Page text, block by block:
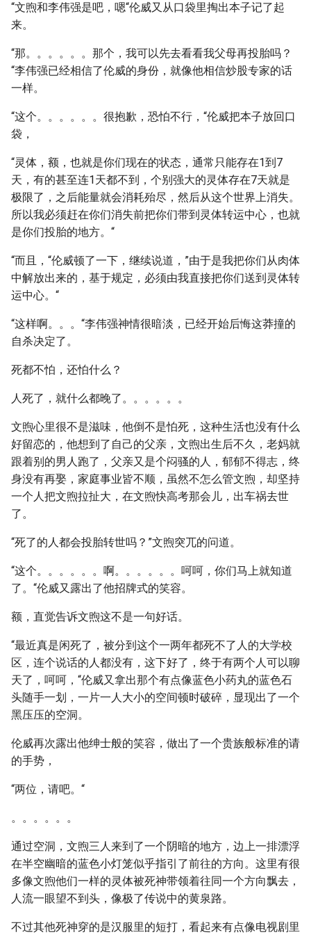
“文煦和李伟强是吧，嗯“伦威又从口袋里掏出本子记了起
来。
“那。。。。。。那个，我可以先去看看我父母再投胎吗？
“李伟强已经相信了伦威的身份，就像他相信炒股专家的话
一样。
“这个。。。。。。很抱歉，恐怕不行，“伦威把本子放回口
袋，
“灵体，额，也就是你们现在的状态，通常只能存在1到7
天，有的甚至连1天都不到，个别强大的灵体存在7天就是
极限了，之后能量就会消耗殆尽，然后从这个世界上消失。
所以我必须赶在你们消失前把你们带到灵体转运中心，也就
是你们投胎的地方。“
“而且，“伦威顿了一下，继续说道，”由于是我把你们从肉体
中解放出来的，基于规定，必须由我直接把你们送到灵体转
运中心。“
“这样啊。。。“李伟强神情很暗淡，已经开始后悔这莽撞的
自杀决定了。
死都不怕，还怕什么？
人死了，就什么都晚了。。。。。。
文煦心里很不是滋味，他倒不是怕死，这种生活也没有什么
好留恋的，他想到了自己的父亲，文煦出生后不久，老妈就
跟着别的男人跑了，父亲又是个闷骚的人，郁郁不得志，终
身没有再娶，家庭事业皆不顺，虽然不怎么管文煦，却坚持
一个人把文煦拉扯大，在文煦快高考那会儿，出车祸去世
了。
“死了的人都会投胎转世吗？”文煦突兀的问道。
“这个。。。。。。啊。。。。。。呵呵，你们马上就知道
了。“伦威又露出了他招牌式的笑容。
额，直觉告诉文煦这不是一句好话。
“最近真是闲死了，被分到这个一两年都死不了人的大学校
区，连个说话的人都没有，这下好了，终于有两个人可以聊
天了，呵呵，“伦威又拿出那个有点像蓝色小药丸的蓝色石
头随手一划，一片一人大小的空间顿时破碎，显现出了一个
黑压压的空洞。
伦威再次露出他绅士般的笑容，做出了一个贵族般标准的请
的手势，
“两位，请吧。“
。。。。。。
通过空洞，文煦三人来到了一个阴暗的地方，边上一排漂浮
在半空幽暗的蓝色小灯笼似乎指引了前往的方向。这里有很
多像文煦他们一样的灵体被死神带领着往同一个方向飘去，
人流一眼望不到头，像极了传说中的黄泉路。
不过其他死神穿的是汉服里的短打，看起来有点像电视剧里